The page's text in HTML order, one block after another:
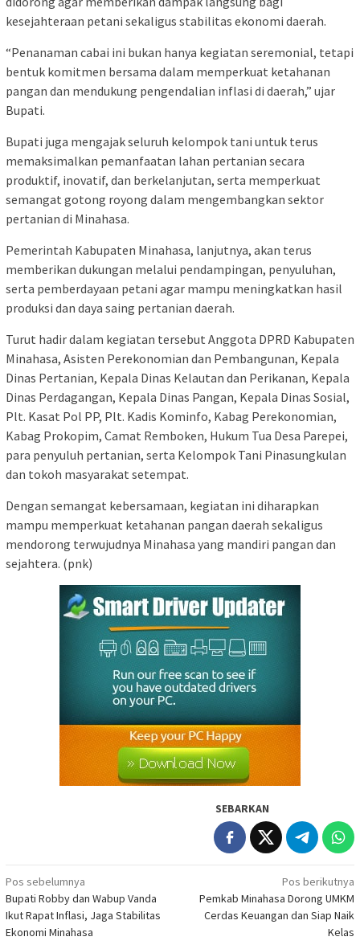
kesejahteraan petani sekaligus stabilitas ekonomi daerah.
“Penanaman cabai ini bukan hanya kegiatan seremonial, tetapi
bentuk komitmen bersama dalam memperkuat ketahanan
pangan dan mendukung pengendalian inflasi di daerah,” ujar
Bupati.
Bupati juga mengajak seluruh kelompok tani untuk terus
memaksimalkan pemanfaatan lahan pertanian secara
produktif, inovatif, dan berkelanjutan, serta memperkuat
semangat gotong royong dalam mengembangkan sektor
pertanian di Minahasa.
Pemerintah Kabupaten Minahasa, lanjutnya, akan terus
memberikan dukungan melalui pendampingan, penyuluhan,
serta pemberdayaan petani agar mampu meningkatkan hasil
produksi dan daya saing pertanian daerah.
Turut hadir dalam kegiatan tersebut Anggota DPRD Kabupaten
Minahasa, Asisten Perekonomian dan Pembangunan, Kepala
Dinas Pertanian, Kepala Dinas Kelautan dan Perikanan, Kepala
Dinas Perdagangan, Kepala Dinas Pangan, Kepala Dinas Sosial,
Plt. Kasat Pol PP, Plt. Kadis Kominfo, Kabag Perekonomian,
Kabag Prokopim, Camat Remboken, Hukum Tua Desa Parepei,
para penyuluh pertanian, serta Kelompok Tani Pinasungkulan
dan tokoh masyarakat setempat.
Dengan semangat kebersamaan, kegiatan ini diharapkan
mampu memperkuat ketahanan pangan daerah sekaligus
mendorong terwujudnya Minahasa yang mandiri pangan dan
sejahtera. (pnk)
SEBARKAN
Navigasi
pos
Pos sebelumnya
Bupati Robby dan Wabup Vanda
Ikut Rapat Inflasi, Jaga Stabilitas
Ekonomi Minahasa
Pos berikutnya
Pemkab Minahasa Dorong UMKM
Cerdas Keuangan dan Siap Naik
Kelas